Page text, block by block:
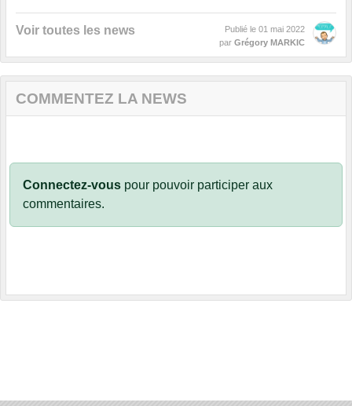
Voir toutes les news Publié le 01 mai 2022
par Grégory MARKIC
COMMENTEZ LA NEWS
Connectez-vous pour pouvoir participer aux
commentaires.